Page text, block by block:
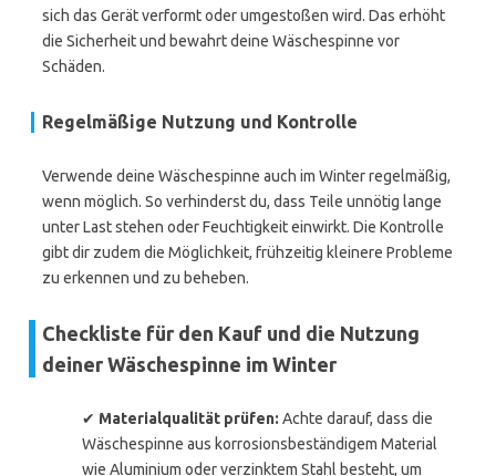
sich das Gerät verformt oder umgestoßen wird. Das erhöht
die Sicherheit und bewahrt deine Wäschespinne vor
Schäden.
Regelmäßige Nutzung und Kontrolle
Verwende deine Wäschespinne auch im Winter regelmäßig,
wenn möglich. So verhinderst du, dass Teile unnötig lange
unter Last stehen oder Feuchtigkeit einwirkt. Die Kontrolle
gibt dir zudem die Möglichkeit, frühzeitig kleinere Probleme
zu erkennen und zu beheben.
Checkliste für den Kauf und die Nutzung
deiner Wäschespinne im Winter
✔ Materialqualität prüfen: Achte darauf, dass die
Wäschespinne aus korrosionsbeständigem Material
wie Aluminium oder verzinktem Stahl besteht, um